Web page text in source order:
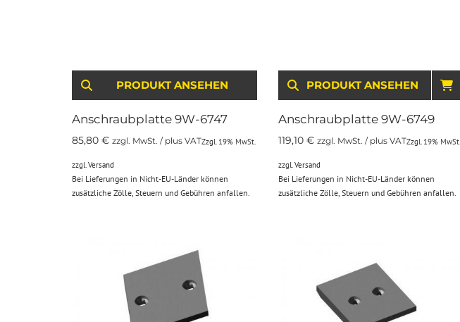
PRODUKT ANSEHEN
Anschraubplatte 9W-6747
85,80 € zzgl. MwSt. / plus VATZzgl. 19% MwSt.
zzgl. Versand
Bei Lieferungen in Nicht-EU-Länder können
zusätzliche Zölle, Steuern und Gebühren anfallen.
PRODUKT ANSEHEN
Anschraubplatte 9W-6749
119,10 € zzgl. MwSt. / plus VATZzgl. 19% MwSt.
zzgl. Versand
Bei Lieferungen in Nicht-EU-Länder können
zusätzliche Zölle, Steuern und Gebühren anfallen.